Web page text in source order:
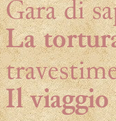
Gara di
La
Il